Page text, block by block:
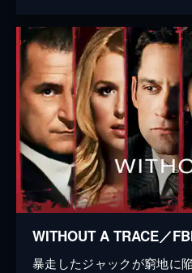
暴走したジャックが窮地に